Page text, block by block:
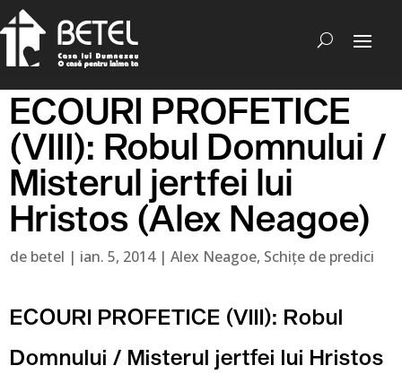
ECOURI PROFETICE
(VIII): Robul Domnului /
Misterul jertfei lui
Hristos (Alex Neagoe)
de betel | ian. 5, 2014|Alex Neagoe, Schițe de predici
ECOURI PROFETICE (VIII): Robul
Domnului / Misterul jertfei lui Hristos